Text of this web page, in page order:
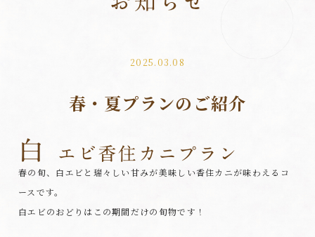
2025.03.08
春・夏プランのご紹介
春の旬、白エビと瑞々しい甘みが美味しい香住カニが味わえるコ
ースです。
白エビのおどりはこの期間だけの旬物です！